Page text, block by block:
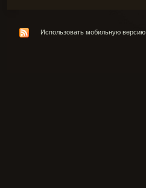
Использовать мобильную версию